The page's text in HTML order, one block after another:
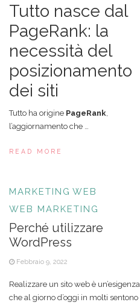
Tutto nasce dal
PageRank: la
necessità del
posizionamento
dei siti
Tutto ha origine PageRank
l’aggiornamento che …
READ MORE
MARKETING WEB
WEB MARKETING
Perché utilizzare
WordPress
Febbraio 9, 2022
Realizzare un sito web è un’esigenza
che al giorno d’oggi in molti sentono